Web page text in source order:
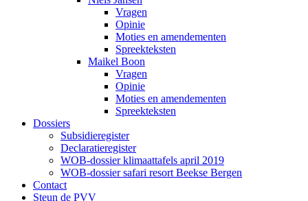
Vragen
Opinie
Moties en amendementen
Spreekteksten
Maikel Boon
Vragen
Opinie
Moties en amendementen
Spreekteksten
Dossiers
Subsidieregister
Declaratieregister
WOB-dossier klimaattafels april 2019
WOB-dossier safari resort Beekse Bergen
Contact
Steun de PVV